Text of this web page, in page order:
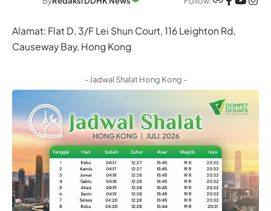
Alamat: Flat D, 3/F Lei Shun Court, 116 Leighton Rd,
Causeway Bay, Hong Kong
- Jadwal Shalat Hong Kong -